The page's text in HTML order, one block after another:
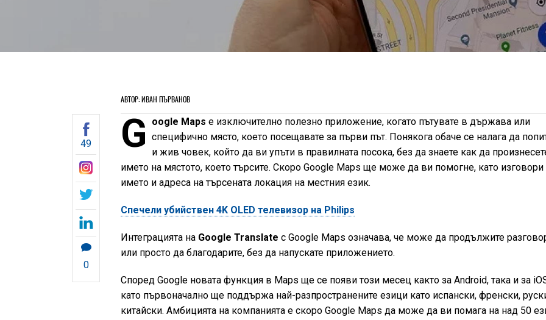
АВТОР: ИВАН ПЪРВАНОВ
49
0
G oogle Maps е изключително полезно приложение, когато пътувате в държава или
специфично място, което посещавате за първи път. Понякога обаче се налага да
и жив човек, който да ви упъти в правилната посока, без да знаете как да
името на мястото, което търсите. Скоро Google Maps ще може да ви помогне, като изговори
името и адреса на търсената локация на местния език.
Спечели убийствен 4K OLED телевизор на Philips
Интеграцията на Google Translate c Google Maps означава, че може да продължите
или просто да благодарите, без да напускате приложението.
Според Google новата функция в Maps ще се появи този месец както за Android, така и за
като първоначално ще поддържа най-разпространените езици като испански, френски,
китайски. Амбицията на компанията е скоро Google Maps да може да ви помага на над 50